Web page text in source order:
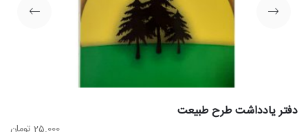
دفتر یادداشت طرح طبیعت